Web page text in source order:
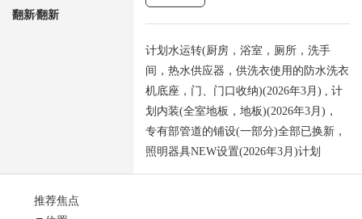
翻新⁄翻新
计划水运转(厨房，浴室，厕所，洗手
间，热水供应器，供洗衣使用的防水洗衣
机底座，门、门口收纳)(2026年3月) , 计
划内装(全室地板，地板)(2026年3月)，
专有部管道的铺设(一部分)全部已换新，
照明器具NEW设置(2026年3月)计划
推荐焦点